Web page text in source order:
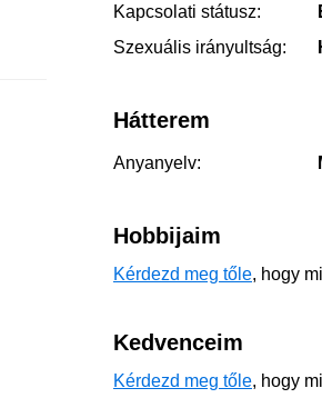
Kapcsolati státusz:
Szexuális irányultság:
Hátterem
Anyanyelv:
Hobbijaim
Kérdezd meg tőle, hogy
Kedvenceim
Kérdezd meg tőle, hogy